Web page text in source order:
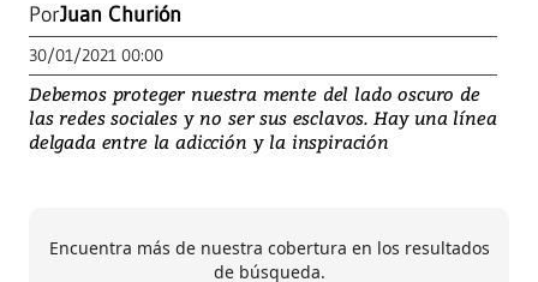
PorJuan Churión
30/01/2021 00:00
Debemos proteger nuestra mente del lado oscuro de
las redes sociales y no ser sus esclavos. Hay una línea
delgada entre la adicción y la inspiración
Encuentra más de nuestra cobertura en los resultados
de búsqueda.